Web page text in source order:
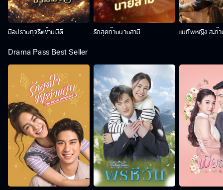
มือปราบทุจริตข้ามมิติ รักสุดท้ายนายสามี แม่ทัพหญิง สะท้
Drama Pass Best Seller